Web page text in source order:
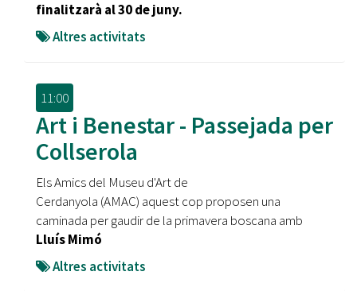
finalitzarà al 30 de juny.
Altres activitats
11:00
Art i Benestar - Passejada per
Collserola
Els Amics del Museu d'Art de
Cerdanyola (AMAC) aquest cop proposen una
caminada per gaudir de la primavera boscana amb
Lluís Mimó
Altres activitats